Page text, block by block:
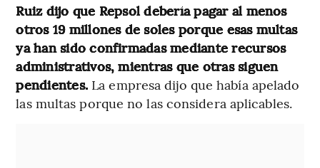
Ruiz dijo que Repsol debería pagar al menos
otros 19 millones de soles porque esas multas
ya han sido confirmadas mediante recursos
administrativos, mientras que otras siguen
pendientes. La empresa dijo que había apelado
las multas porque no las considera aplicables.